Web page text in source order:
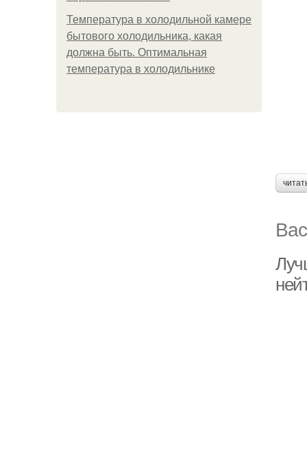
Температура в холодильной камере
бытового холодильника, какая
должна быть. Оптимальная
температура в холодильнике